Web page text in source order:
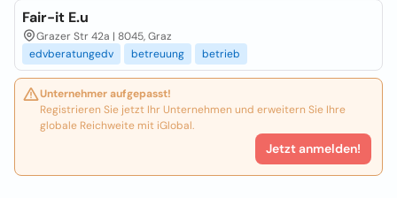
Fair-it E.u
Grazer Str 42a | 8045, Graz
edvberatungedv
betreuung betrieb
Unternehmer aufgepasst!
Registrieren Sie jetzt Ihr Unternehmen und erweitern Sie Ihre
globale Reichweite mit iGlobal.
Jetzt anmelden!